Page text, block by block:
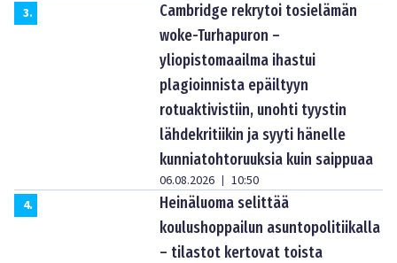
3.
Cambridge rekrytoi tosielämän
woke-Turhapuron –
yliopistomaailma ihastui
plagioinnista epäiltyyn
rotuaktivistiin, unohti tyystin
lähdekritiikin ja syyti hänelle
kunniatohtoruuksia kuin saippuaa
06.08.2026 | 10:50
4.
Heinäluoma selittää
koulushoppailun asuntopolitiikalla
– tilastot kertovat toista